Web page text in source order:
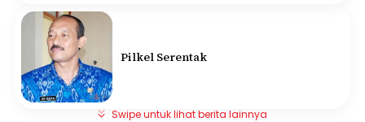
Pilkel Serentak
Swipe untuk lihat berita lainnya